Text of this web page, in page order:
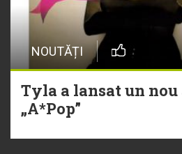
NOUTĂȚI
Tyla a lansat un nou
„A*Pop”